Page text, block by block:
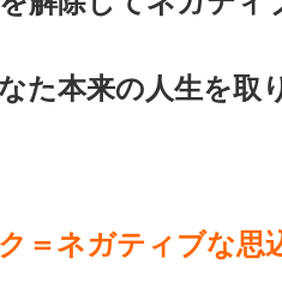
た本来の人生を取
＝ネガティブな思